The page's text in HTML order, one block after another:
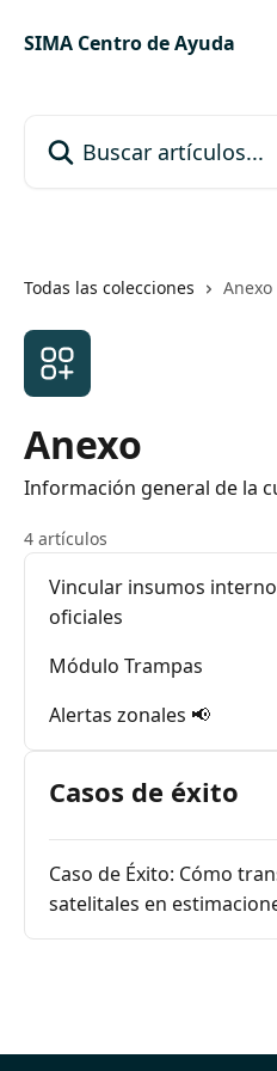
SIMA Centro de Ayuda
Todas las colecciones Anexo
Anexo
Información general de la
4 artículos
Vincular insumos
oficiales
Módulo Trampas
Alertas zonales 📢
Casos de éxito
Caso de Éxito: Cómo
satelitales en